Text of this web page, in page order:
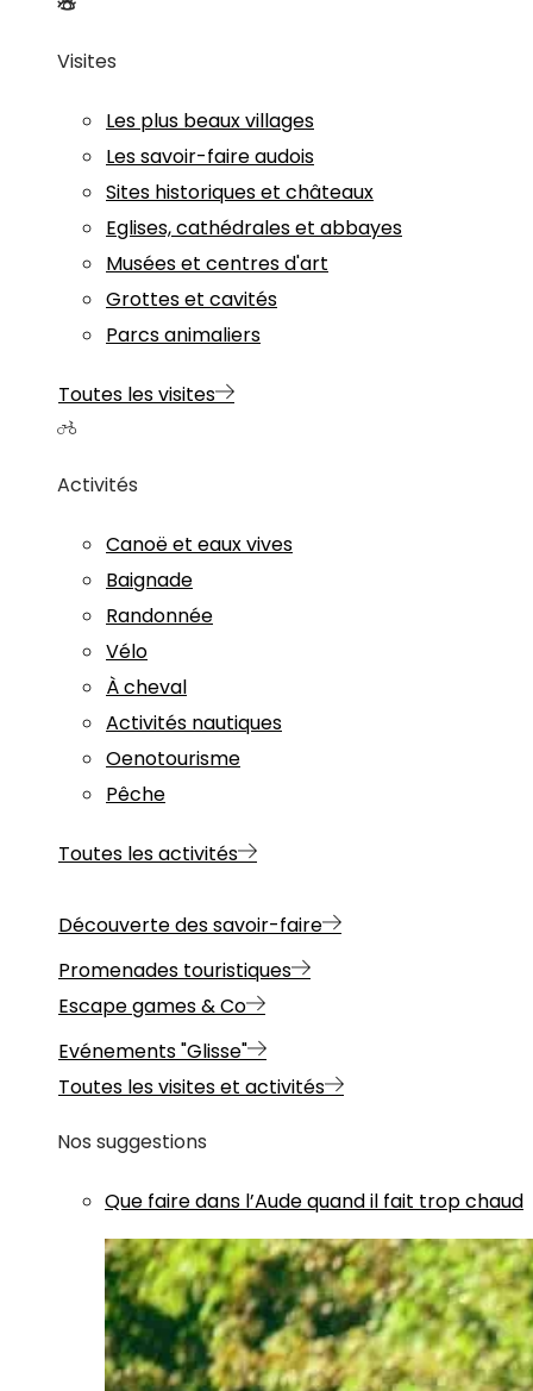
Visites
Les plus beaux villages
Les savoir-faire audois
Sites historiques et châteaux
Eglises, cathédrales et abbayes
Musées et centres d'art
Grottes et cavités
Parcs animaliers
Toutes les visites
Activités
Canoë et eaux vives
Baignade
Randonnée
Vélo
À cheval
Activités nautiques
Oenotourisme
Pêche
Toutes les activités
Découverte des savoir-faire
Promenades touristiques
Escape games & Co
Evénements "Glisse"
Toutes les visites et activités
Nos suggestions
Que faire dans l’Aude quand il fait trop chaud